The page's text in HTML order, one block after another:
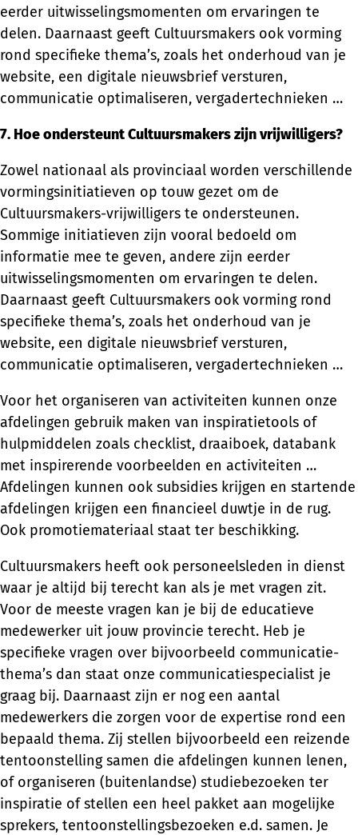
eerder uitwisselingsmomenten om ervaringen te
delen. Daarnaast geeft Cultuursmakers ook vorming
rond specifieke thema’s, zoals het onderhoud van je
website, een digitale nieuwsbrief versturen,
communicatie optimaliseren, vergadertechnieken …
7. Hoe ondersteunt Cultuursmakers zijn vrijwilligers?
Zowel nationaal als provinciaal worden verschillende
vormingsinitiatieven op touw gezet om de
Cultuursmakers-vrijwilligers te ondersteunen.
Sommige initiatieven zijn vooral bedoeld om
informatie mee te geven, andere zijn eerder
uitwisselingsmomenten om ervaringen te delen.
Daarnaast geeft Cultuursmakers ook vorming rond
specifieke thema’s, zoals het onderhoud van je
website, een digitale nieuwsbrief versturen,
communicatie optimaliseren, vergadertechnieken …
Voor het organiseren van activiteiten kunnen onze
afdelingen gebruik maken van inspiratietools of
hulpmiddelen zoals checklist, draaiboek, databank
met inspirerende voorbeelden en activiteiten …
Afdelingen kunnen ook subsidies krijgen en startende
afdelingen krijgen een financieel duwtje in de rug.
Ook promotiemateriaal staat ter beschikking.
Cultuursmakers heeft ook personeelsleden in dienst
waar je altijd bij terecht kan als je met vragen zit.
Voor de meeste vragen kan je bij de educatieve
medewerker uit jouw provincie terecht. Heb je
specifieke vragen over bijvoorbeeld communicatie-
thema’s dan staat onze communicatiespecialist je
graag bij. Daarnaast zijn er nog een aantal
medewerkers die zorgen voor de expertise rond een
bepaald thema. Zij stellen bijvoorbeeld een reizende
tentoonstelling samen die afdelingen kunnen lenen,
of organiseren (buitenlandse) studiebezoeken ter
inspiratie of stellen een heel pakket aan mogelijke
sprekers, tentoonstellingsbezoeken e.d. samen. Je